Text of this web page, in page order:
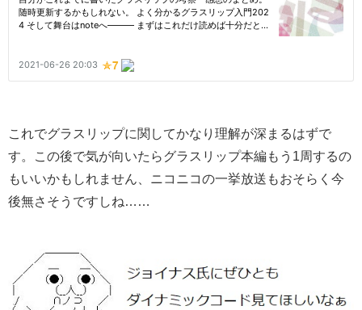
これでグラスリップに関してかなり理解が深まるはずで
す。この後で気が向いたらグラスリップ本編もう1周するの
もいいかもしれません、ニコニコの一挙放送もおそらく今
後無さそうですしね……